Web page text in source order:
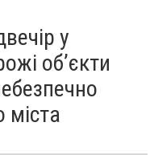
у
об’єкти
міста